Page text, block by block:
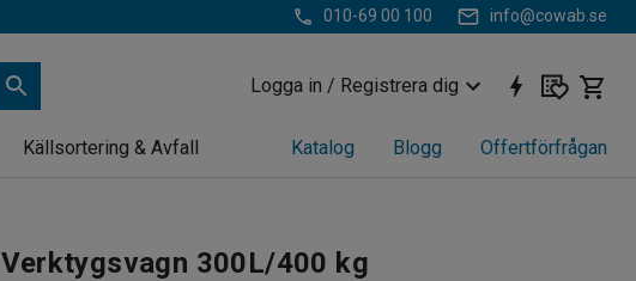
010-69 00 100 info@cowab.se
Logga in / Registrera dig
Källsortering & Avfall Katalog Blogg Offertförfrågan
Verktygsvagn 300L/400 kg